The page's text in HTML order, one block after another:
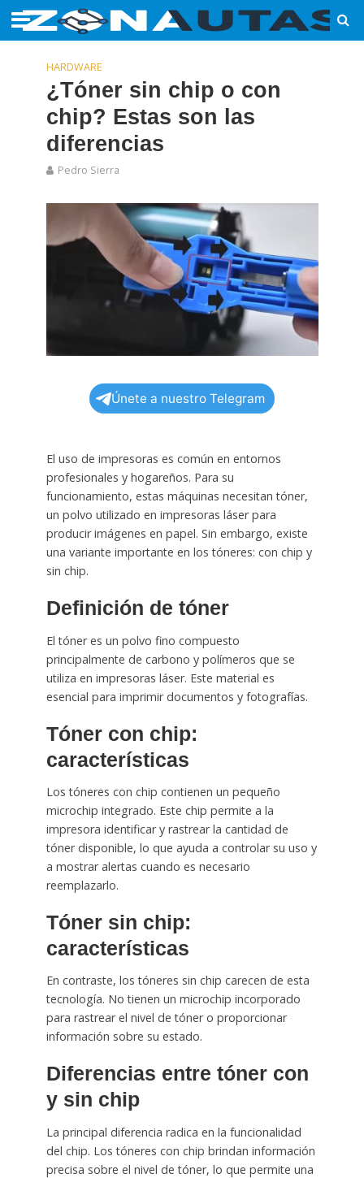
HARDWARE
¿Tóner sin chip o con
chip? Estas son las
diferencias
Pedro Sierra
Únete a nuestro Telegram
El uso de impresoras es común en entornos
profesionales y hogareños. Para su
funcionamiento, estas máquinas necesitan tóner,
un polvo utilizado en impresoras láser para
producir imágenes en papel. Sin embargo, existe
una variante importante en los tóneres: con chip y
sin chip.
Definición de tóner
El tóner es un polvo fino compuesto
principalmente de carbono y polímeros que se
utiliza en impresoras láser. Este material es
esencial para imprimir documentos y fotografías.
Tóner con chip:
características
Los tóneres con chip contienen un pequeño
microchip integrado. Este chip permite a la
impresora identificar y rastrear la cantidad de
tóner disponible, lo que ayuda a controlar su uso y
a mostrar alertas cuando es necesario
reemplazarlo.
Tóner sin chip:
características
En contraste, los tóneres sin chip carecen de esta
tecnología. No tienen un microchip incorporado
para rastrear el nivel de tóner o proporcionar
información sobre su estado.
Diferencias entre tóner con
y sin chip
La principal diferencia radica en la funcionalidad
del chip. Los tóneres con chip brindan información
precisa sobre el nivel de tóner, lo que permite una